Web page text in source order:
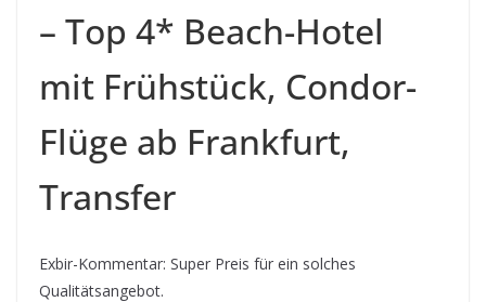
– Top 4* Beach-Hotel
mit Frühstück, Condor-
Flüge ab Frankfurt,
Transfer
Exbir-Kommentar: Super Preis für ein solches
Qualitätsangebot.